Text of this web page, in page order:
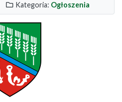
Kategoria: Ogłoszenia